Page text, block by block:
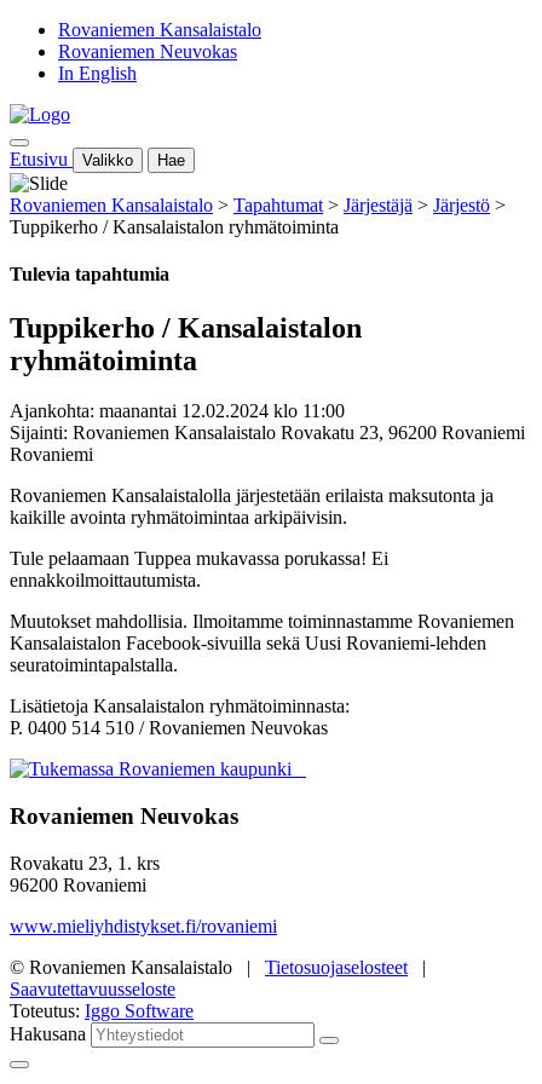
Rovaniemen Kansalaistalo
Rovaniemen Neuvokas
In English
Etusivu Valikko Hae
Rovaniemen Kansalaistalo > Tapahtumat > Järjestäjä > Järjestö >
Tuppikerho / Kansalaistalon ryhmätoiminta
Tulevia tapahtumia
Tuppikerho / Kansalaistalon
ryhmätoiminta
Ajankohta: maanantai 12.02.2024 klo 11:00
Sijainti: Rovaniemen Kansalaistalo Rovakatu 23, 96200 Rovaniemi
Rovaniemi
Rovaniemen Kansalaistalolla järjestetään erilaista maksutonta ja
kaikille avointa ryhmätoimintaa arkipäivisin.
Tule pelaamaan Tuppea mukavassa porukassa! Ei
ennakkoilmoittautumista.
Muutokset mahdollisia. Ilmoitamme toiminnastamme Rovaniemen
Kansalaistalon Facebook-sivuilla sekä Uusi Rovaniemi-lehden
seuratoimintapalstalla.
Lisätietoja Kansalaistalon ryhmätoiminnasta:
P. 0400 514 510 / Rovaniemen Neuvokas
Rovaniemen Neuvokas
Rovakatu 23, 1. krs
96200 Rovaniemi
www.mieliyhdistykset.fi/rovaniemi
© Rovaniemen Kansalaistalo | Tietosuojaselosteet |
Saavutettavuusseloste
Toteutus: Iggo Software
Hakusana